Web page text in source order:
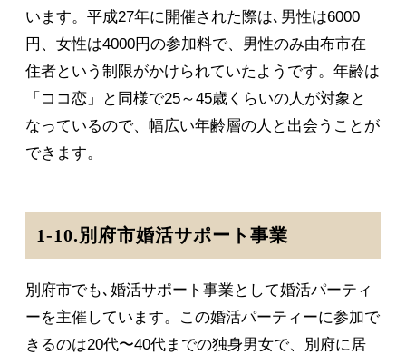
います。平成27年に開催された際は､男性は6000
円、女性は4000円の参加料で、男性のみ由布市在
住者という制限がかけられていたようです。年齢は
「ココ恋」と同様で25～45歳くらいの人が対象と
なっているので、幅広い年齢層の人と出会うことが
できます。
1-10.別府市婚活サポート事業
別府市でも､婚活サポート事業として婚活パーティ
ーを主催しています。この婚活パーティーに参加で
きるのは20代〜40代までの独身男女で、別府に居